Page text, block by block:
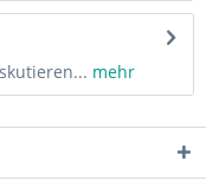
mehr